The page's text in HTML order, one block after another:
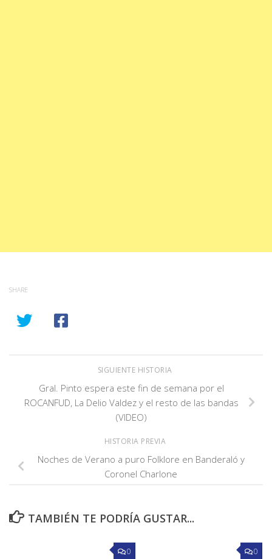
SHARE
SIGUIENTE HISTORIA
Gral. Pinto espera este fin de semana por el
ROCANFUD, La Delio Valdez y el resto de las bandas
(VIDEO)
HISTORIA PREVIA
Noches de Verano a puro Folklore en Banderaló y
Coronel Charlone
TAMBIÉN TE PODRÍA GUSTAR...
0 0